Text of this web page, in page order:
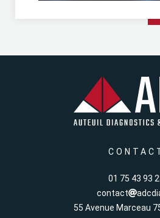
01 75 43 93
contact
55 Avenue Marceau